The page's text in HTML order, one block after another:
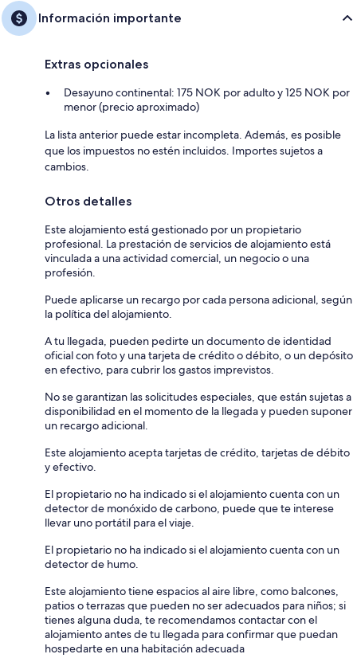
Información importante
Extras opcionales
Desayuno continental: 175 NOK por adulto y 125 NOK por
menor (precio aproximado)
La lista anterior puede estar incompleta. Además, es posible
que los impuestos no estén incluidos. Importes sujetos a
cambios.
Otros detalles
Este alojamiento está gestionado por un propietario
profesional. La prestación de servicios de alojamiento está
vinculada a una actividad comercial, un negocio o una
profesión.
Puede aplicarse un recargo por cada persona adicional, según
la política del alojamiento.
A tu llegada, pueden pedirte un documento de identidad
oficial con foto y una tarjeta de crédito o débito, o un depósito
en efectivo, para cubrir los gastos imprevistos.
No se garantizan las solicitudes especiales, que están sujetas a
disponibilidad en el momento de la llegada y pueden suponer
un recargo adicional.
Este alojamiento acepta tarjetas de crédito, tarjetas de débito
y efectivo.
El propietario no ha indicado si el alojamiento cuenta con un
detector de monóxido de carbono, puede que te interese
llevar uno portátil para el viaje.
El propietario no ha indicado si el alojamiento cuenta con un
detector de humo.
Este alojamiento tiene espacios al aire libre, como balcones,
patios o terrazas que pueden no ser adecuados para niños; si
tienes alguna duda, te recomendamos contactar con el
alojamiento antes de tu llegada para confirmar que puedan
hospedarte en una habitación adecuada